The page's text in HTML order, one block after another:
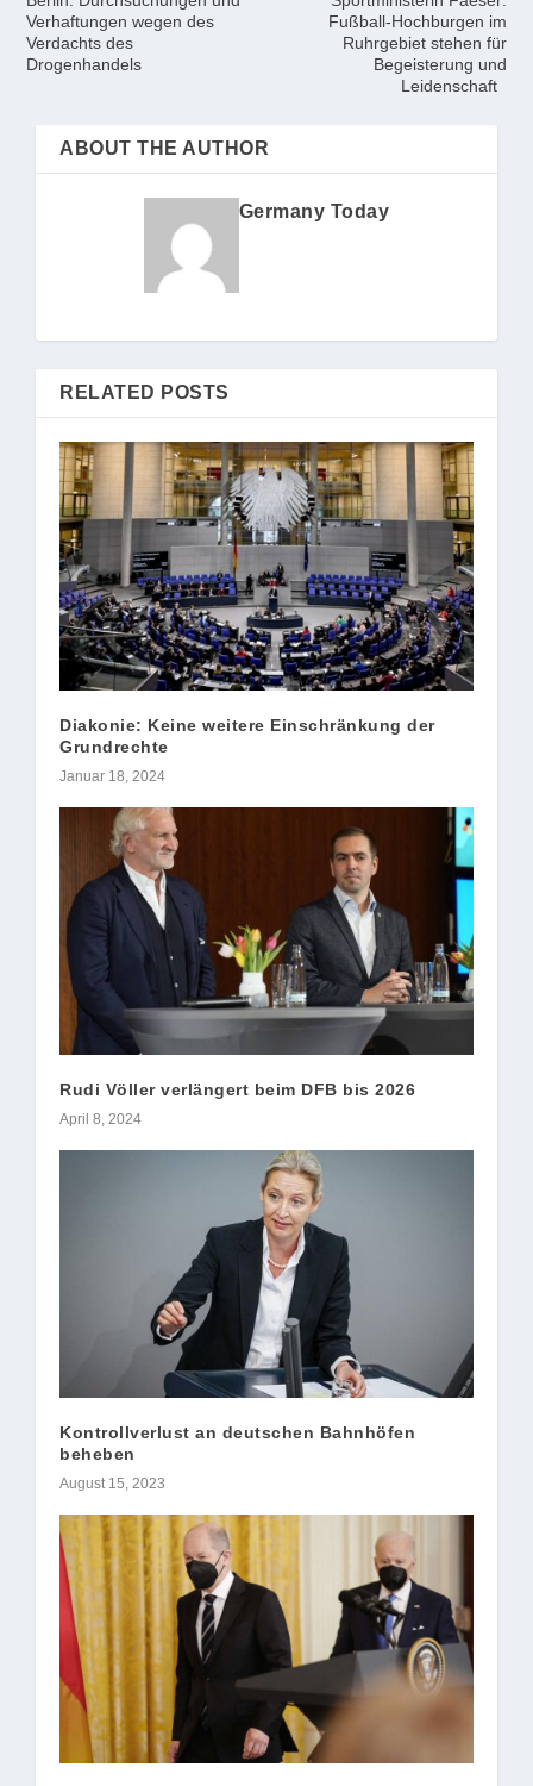
Verhaftungen wegen des
Verdachts des
Drogenhandels
Fußball-Hochburgen im
Ruhrgebiet stehen für
Begeisterung und
Leidenschaft
ABOUT THE AUTHOR
Germany Today
RELATED POSTS
Diakonie: Keine weitere Einschränkung der
Grundrechte
Januar 18, 2024
Rudi Völler verlängert beim DFB bis 2026
April 8, 2024
Kontrollverlust an deutschen Bahnhöfen
beheben
August 15, 2023